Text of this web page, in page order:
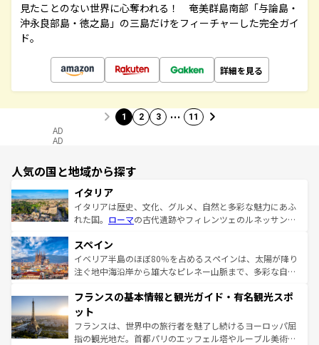
見たことのない世界に心奪われる！ 奄美群島南部「与論島・
沖永良部島・徳之島」の三島だけをフィーチャーした完全ガイ
ド。
詳細を見る
1 2 3 … 11
AD
AD
人気の国と地域から探す
イタリア
イタリアは歴史、文化、グルメ、自然と多彩な魅力にあふ
れた国。 ローマの古代遺跡やフィレンツェのルネッサンス
ろん、トスカーナの美しい田園風景やアマルフィ海岸の絶
景など、自然景観も見逃せない。観光の合間には、本場の
ピザやパスタなど、絶品のイタリア料理を堪能することも
ませてくれるイタリアで、忘れられない旅をしてみよう！
なお、新着のイタリア情報は
しい。
スペイン
イベリア半島のほぼ80％を占めるスペインは、太陽が降り
注ぐ地中海沿岸から雄大なピレネー山脈まで、多彩な自然
文化が根付くこの国では、情熱的なフラメンコ、熱気あふ
れる闘牛、そして美味しいタパスが生活の一部となってい
る。首都マドリードの洗練された雰囲気や、バルセロナの
アートに溢れた街角から、地方では古代ローマ遺跡や中世
フランスの基本情報と観光ガイド・有名観光スポ
ット
フランスは、世界中の旅行者を魅了し続けるヨーロッパ屈
指の観光地だ。首都パリのエッフェル塔やルーブル美術館